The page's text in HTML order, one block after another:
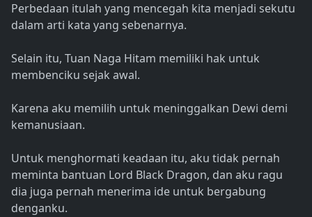
Perbedaan itulah yang mencegah kita menjadi sekutu
dalam arti kata yang sebenarnya.
Selain itu, Tuan Naga Hitam memiliki hak untuk
membenciku sejak awal.
Karena aku memilih untuk meninggalkan Dewi demi
kemanusiaan.
Untuk menghormati keadaan itu, aku tidak pernah
meminta bantuan Lord Black Dragon, dan aku ragu
dia juga pernah menerima ide untuk bergabung
denganku.